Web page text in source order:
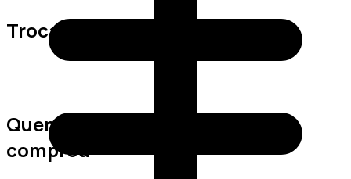
Trocas e Devoluções
Quem viu este produto também
comprou